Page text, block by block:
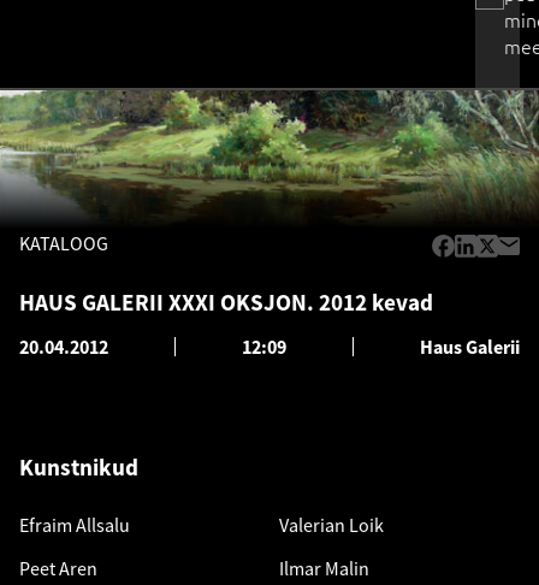
KATALOOG
HAUS GALERII XXXI OKSJON. 2012 kevad
20.04.2012 12:09 Haus Galerii
Kunstnikud
Efraim Allsalu
Peet Aren
Valerian Loik
Ilmar Malin